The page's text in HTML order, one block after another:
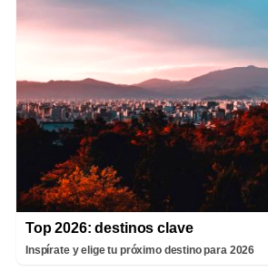
Top 2026: destinos clave
Inspírate y elige tu próximo destino para 2026